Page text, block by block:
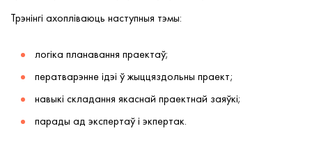
Трэнінгі ахопліваюць наступныя тэмы:
логіка планавання праектаў;
ператварэнне ідэі ў жыццяздольны праект;
навыкі складання якаснай праектнай заяўкі;
парады ад экспертаў і экпертак.